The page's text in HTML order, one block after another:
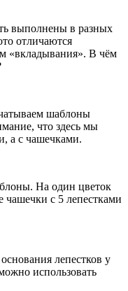
выполнены в разных
отличаются
«вкладывания». В чём
шаблоны
что здесь мы
а с чашечками.
На один цветок
чашечки с 5 лепестками
лепестков у
использовать